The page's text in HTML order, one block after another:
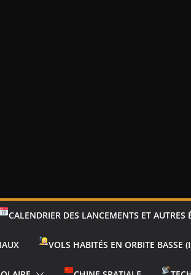
CALENDRIER DES LANCEMENTS ET AUTRES
VOLS HABITÉS EN ORBITE BASSE